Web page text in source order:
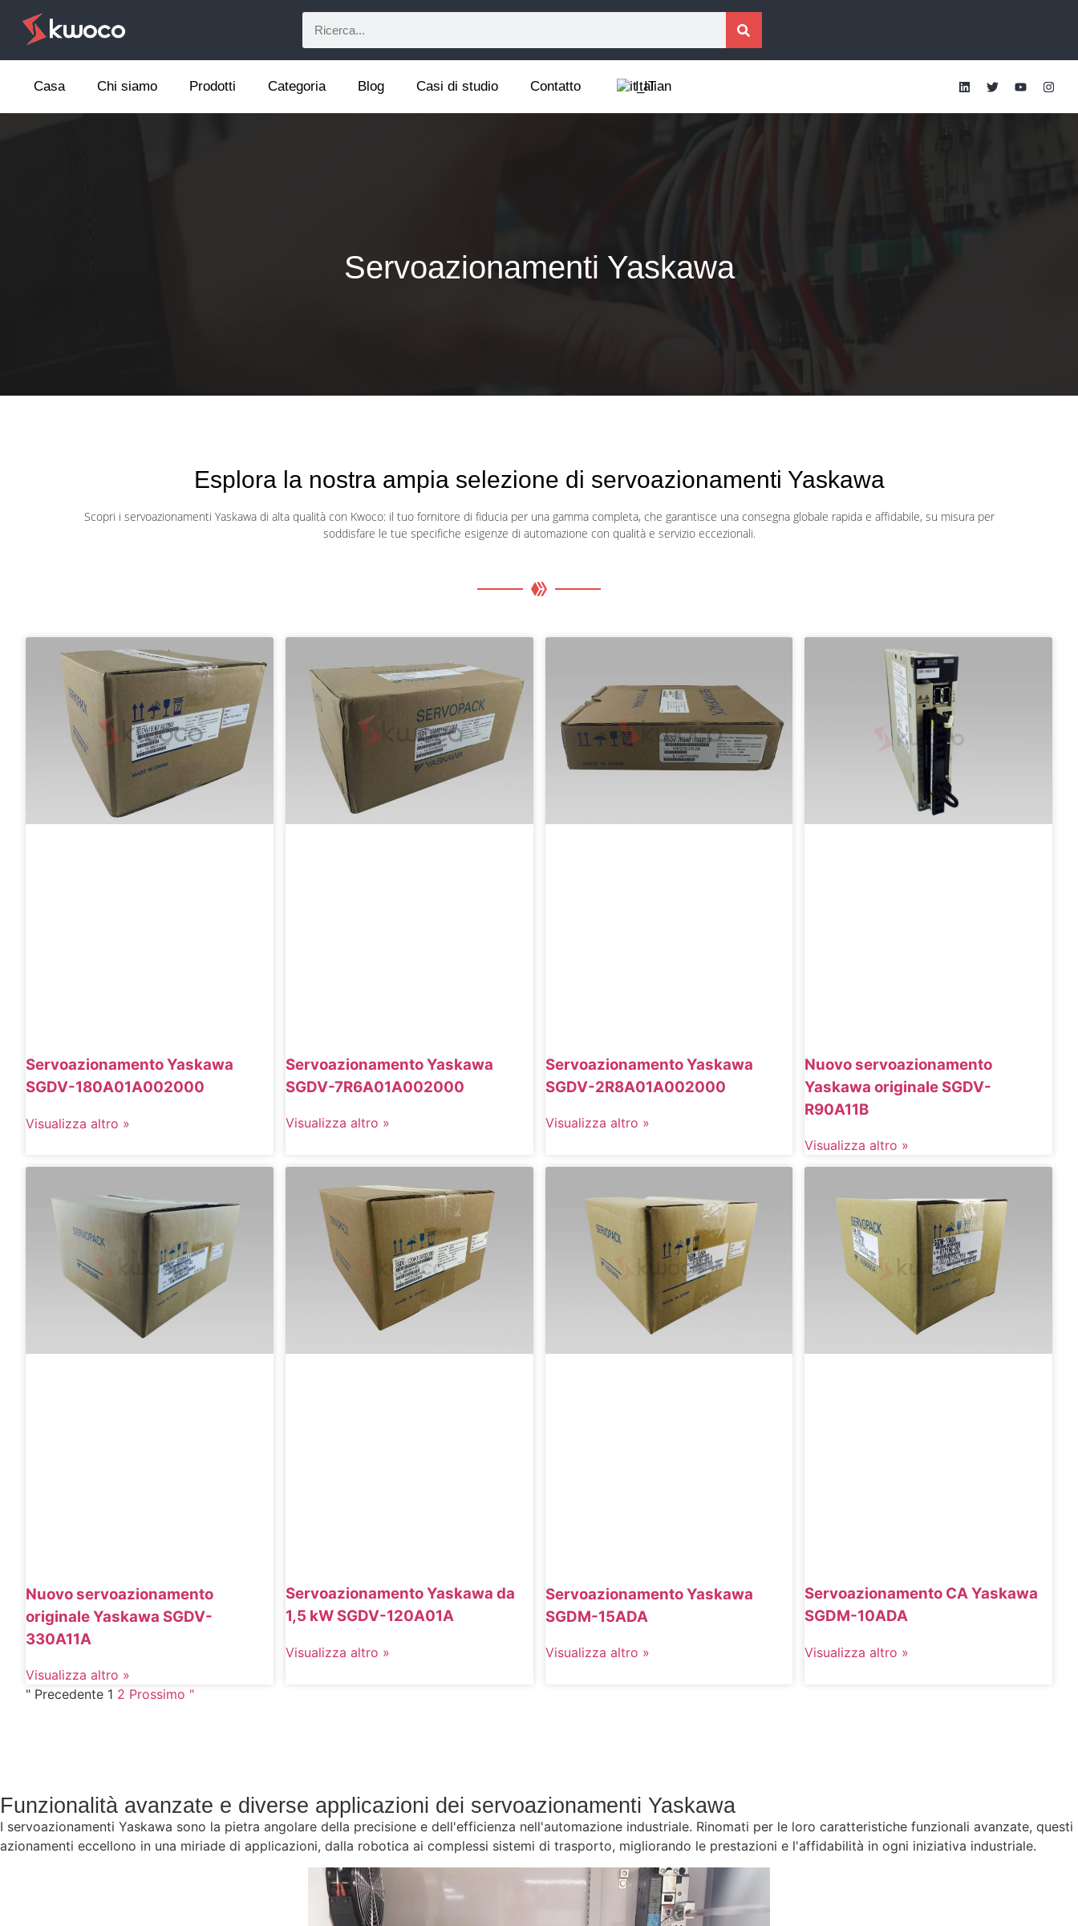
Casa Chi siamo Prodotti Categoria Blog Casi di studio Contatto Italian
Servoazionamenti Yaskawa
Esplora la nostra ampia selezione di servoazionamenti Yaskawa
Scopri i servoazionamenti Yaskawa di alta qualità con Kwoco: il tuo fornitore di fiducia per una gamma completa, che garantisce una consegna globale rapida e affidabile, su misura per
soddisfare le tue specifiche esigenze di automazione con qualità e servizio eccezionali.
Servoazionamento Yaskawa
SGDV-180A01A002000
Visualizza altro »
Servoazionamento Yaskawa
SGDV-7R6A01A002000
Visualizza altro »
Servoazionamento Yaskawa
SGDV-2R8A01A002000
Visualizza altro »
Nuovo servoazionamento
Yaskawa originale SGDV-
R90A11B
Visualizza altro »
Nuovo servoazionamento
originale Yaskawa SGDV-
330A11A
Visualizza altro »
Servoazionamento Yaskawa da
1,5 kW SGDV-120A01A
Visualizza altro »
Servoazionamento Yaskawa
SGDM-15ADA
Visualizza altro »
Servoazionamento CA Yaskawa
SGDM-10ADA
Visualizza altro »
" Precedente 1 2 Prossimo "
Funzionalità avanzate e diverse applicazioni dei servoazionamenti Yaskawa
I servoazionamenti Yaskawa sono la pietra angolare della precisione e dell'efficienza nell'automazione industriale. Rinomati per le loro caratteristiche funzionali avanzate, questi
azionamenti eccellono in una miriade di applicazioni, dalla robotica ai complessi sistemi di trasporto, migliorando le prestazioni e l'affidabilità in ogni iniziativa industriale.